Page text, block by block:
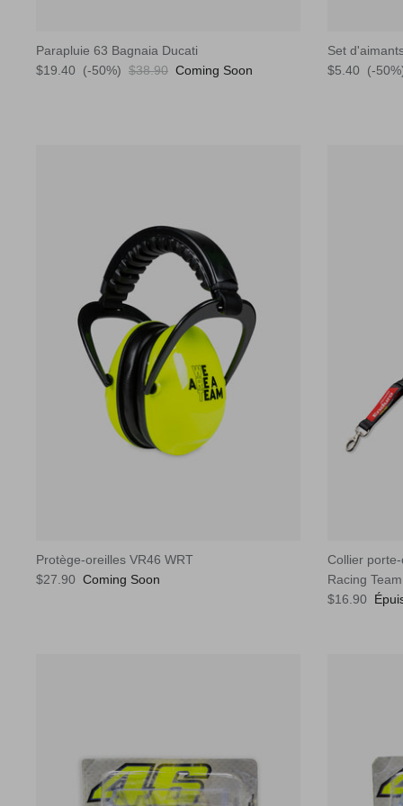
Parapluie 63 Bagnaia Ducati
$19.40
(-50%) $38.90 Coming Soon
Set
$5.40
(-
Protège-oreilles VR46 WRT
$27.90 Coming Soon
Collier porte-
Racing Team
$16.90